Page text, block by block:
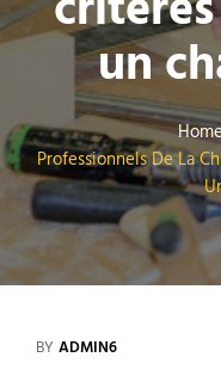
un
Professionnels De La
BY ADMIN6